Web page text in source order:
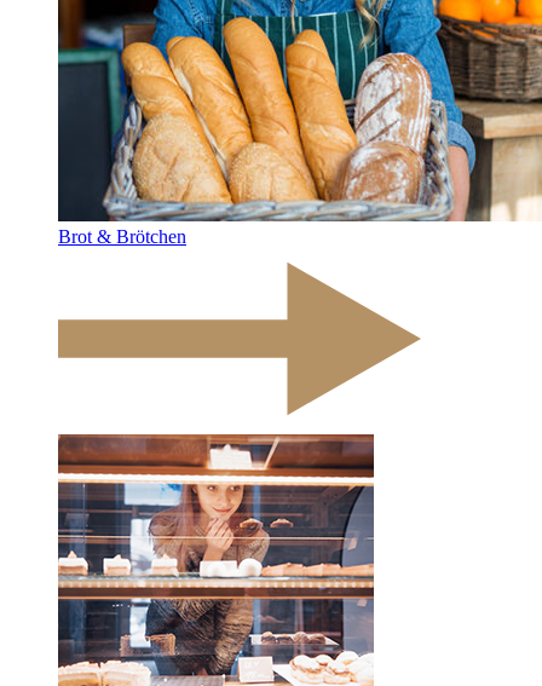
Brot & Brötchen